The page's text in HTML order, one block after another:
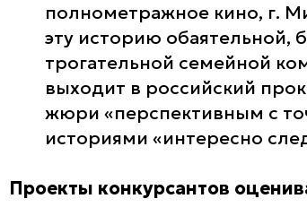
полнометражное кино, г.
эту историю обаятельной,
трогательной семейной
выходит в российский
жюри «перспективным с
историями «интересно
Проекты конкурсантов